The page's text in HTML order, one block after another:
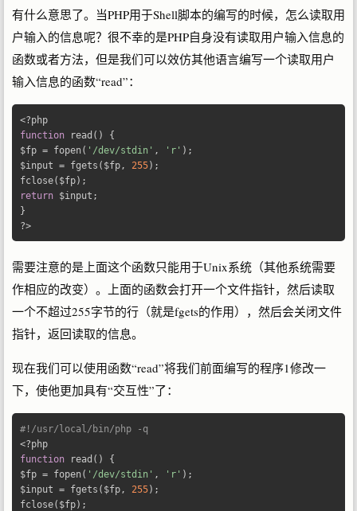
有什么意思了。当PHP用于Shell脚本的编写的时候，怎么读取用
户输入的信息呢？很不幸的是PHP自身没有读取用户输入信息的
函数或者方法，但是我们可以效仿其他语言编写一个读取用户
输入信息的函数“read”：
<?
function read ()
{
$fp = fopen( '/dev/stdin' , 'r' );
$input = fgets ( $fp, 255);
fclose( $fp);
return $input ;
}
?>
需要注意的是上面这个函数只能用于Unix系统（其他系统需要
作相应的改变）。上面的函数会打开一个文件指针，然后读取
一个不超过255字节的行（就是fgets的作用），然后会关闭文件
指针，返回读取的信息。
现在我们可以使用函数“read”将我们前面编写的程序1修改一
下，使他更加具有“交互性”了：
#!/usr/local/bin/php -q
<?
function read ()
{
$fp = fopen( '/dev/stdin' , 'r' );
$input = fgets ( $fp, 255);
fclose( $fp);